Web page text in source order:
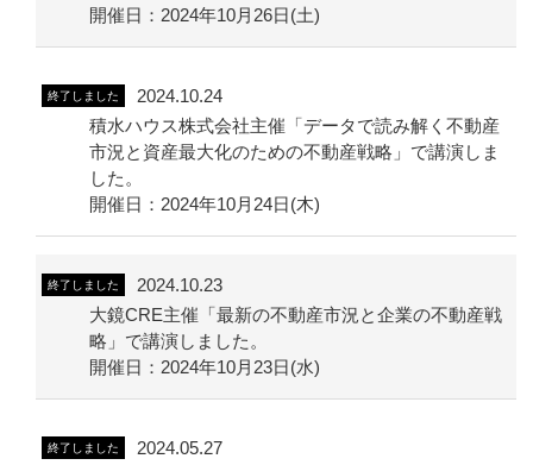
開催日：2024年10月26日(土)
終了しました
2024.10.24
積水ハウス株式会社主催「データで読み解く不動産
市況と資産最大化のための不動産戦略」で講演しま
した。
開催日：2024年10月24日(木)
終了しました
2024.10.23
大鏡CRE主催「最新の不動産市況と企業の不動産戦
略」で講演しました。
開催日：2024年10月23日(水)
終了しました
2024.05.27